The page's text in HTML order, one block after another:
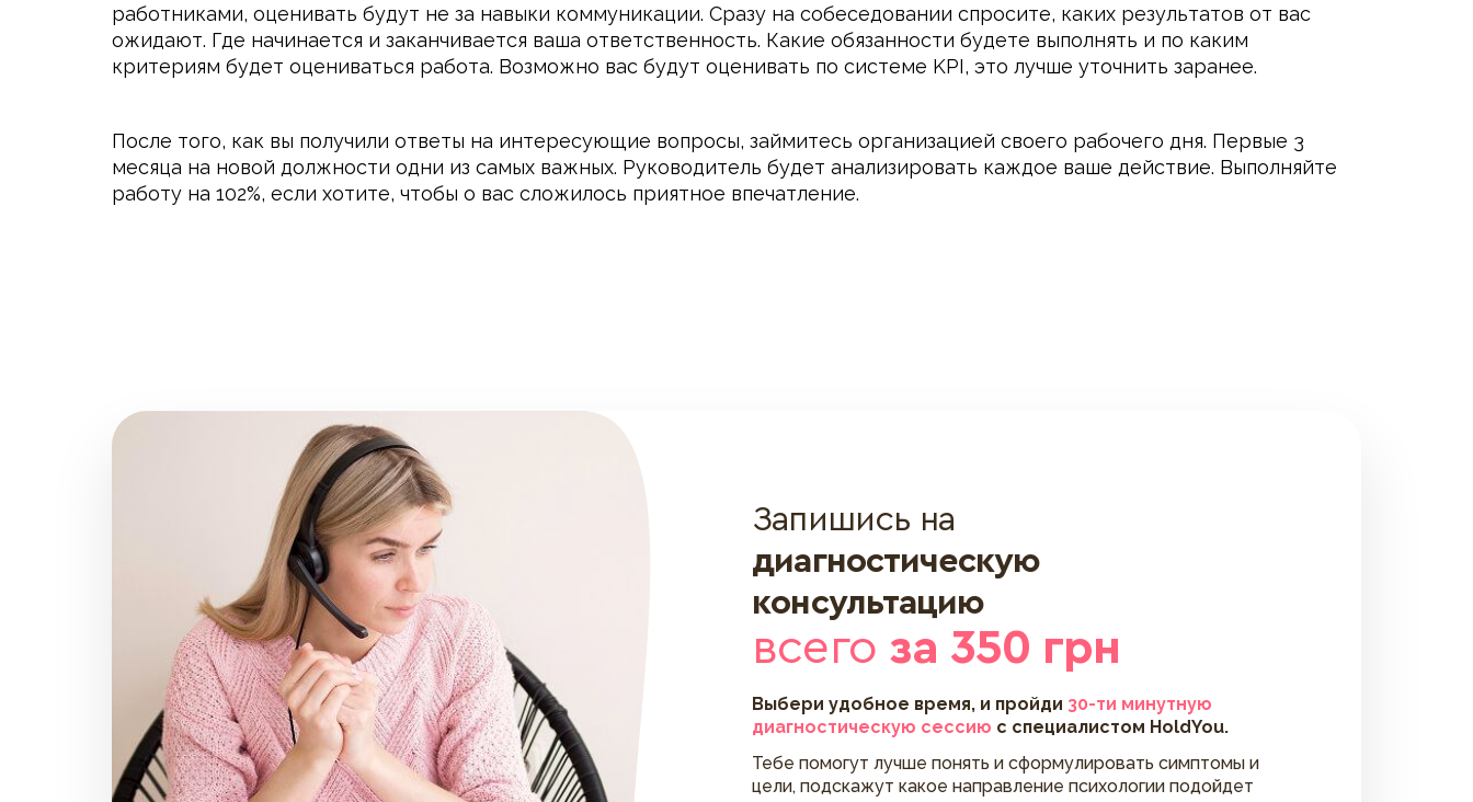
работниками, оценивать будут не за навыки коммуникации. Сразу на собеседовании спросите, каких результатов от вас
ожидают. Где начинается и заканчивается ваша ответственность. Какие обязанности будете выполнять и по каким
критериям будет оцениваться работа. Возможно вас будут оценивать по системе KPI, это лучше уточнить заранее.
После того, как вы получили ответы на интересующие вопросы, займитесь организацией своего рабочего дня. Первые 3
месяца на новой должности одни из самых важных. Руководитель будет анализировать каждое ваше действие. Выполняйте
работу на 102%, если хотите, чтобы о вас сложилось приятное впечатление.
Запишись на
диагностическую
консультацию
всего за 350 грн
Выбери удобное время, и пройди 30-ти минутную
диагностическую сессию с специалистом HoldYou.
Тебе помогут лучше понять и сформулировать симптомы и
цели, подскажут какое направление психологии подойдет